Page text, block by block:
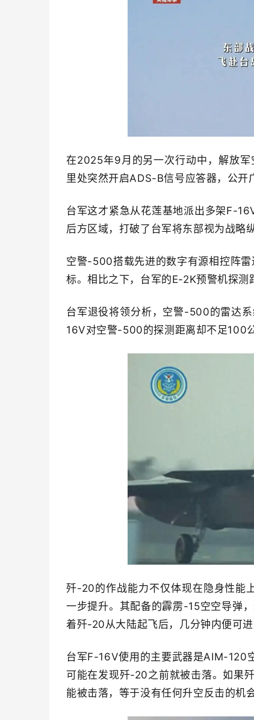
在2025年9月的另一次行动中，解放
里处突然开启ADS-B信号应答器，公开
台军这才紧急从花莲基地派出多架F-
后方区域，打破了台军将东部视为战略
空警-500搭载先进的数字有源相控阵
标。相比之下，台军的E-2K预警机探测
台军退役将领分析，空警-500的雷达
16V对空警-500的探测距离却不足100公
歼-20的作战能力不仅体现在隐身性能
一步提升。其配备的霹雳-15空空导弹
着歼-20从大陆起飞后，几分钟内便可
台军F-16V使用的主要武器是AIM-120
可能在发现歼-20之前就被击落。如果
能被击落，等于没有任何升空反击的机会